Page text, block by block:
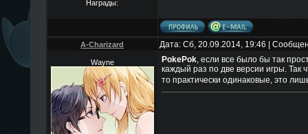
Награды:
A-Charizard Дата: Сб, 20.09.2014, 19:46 |
Wayne PokePok, если все было бы так
каждый раз по две версии игры. Так
то практически одинаковые, это